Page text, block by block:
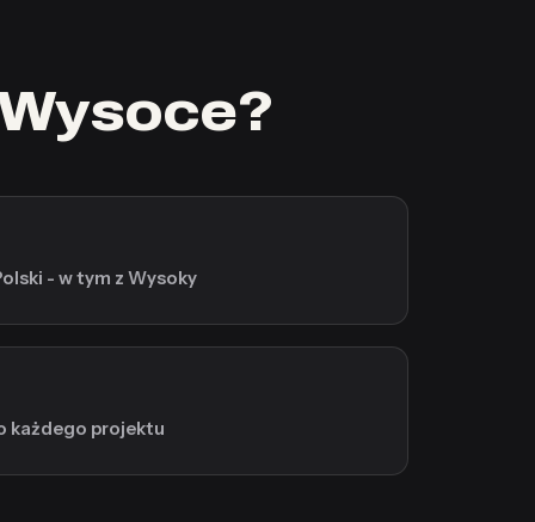
- w tym z Wysoky
każdego projektu